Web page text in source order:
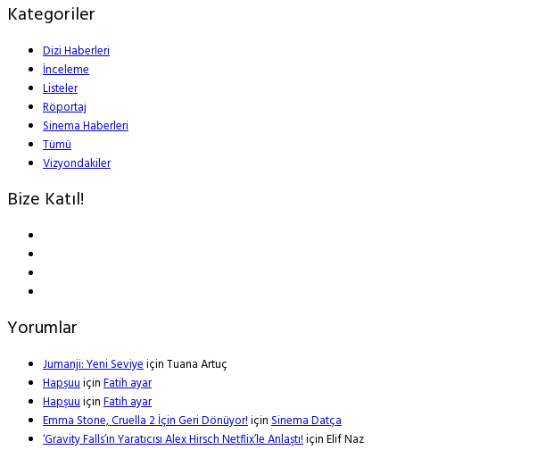
Kategoriler
Dizi Haberleri
İnceleme
Listeler
Röportaj
Sinema Haberleri
Tümü
Vizyondakiler
Bize Katıl!
Yorumlar
Jumanji: Yeni SeviyeiçinTuana Artuç
HapşuuiçinFatih ayar
HapşuuiçinFatih ayar
Emma Stone, Cruella 2 İçin Geri Dönüyor!içinSinema Datça
‘Gravity Falls’ın Yaratıcısı Alex Hirsch Netflix’le Anlaştı!içinElif Naz